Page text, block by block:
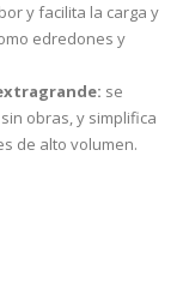
y facilita la carga y
edredones y
se
obras, y simplifica
de alto volumen.